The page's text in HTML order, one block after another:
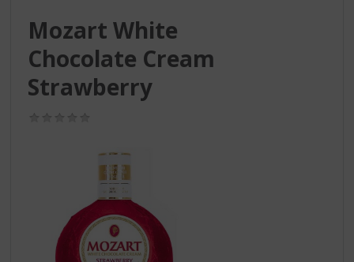
Mozart White
Chocolate Cream
Strawberry